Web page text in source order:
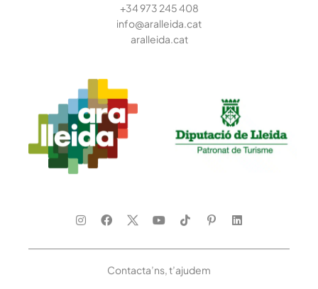
+34 973 245408
info@aralleida.cat
aralleida.cat
Contacta’ns, t’ajudem